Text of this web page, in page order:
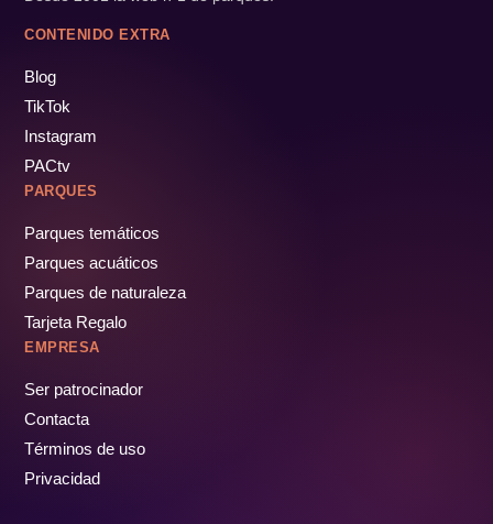
CONTENIDO EXTRA
Blog
TikTok
Instagram
PACtv
PARQUES
Parques temáticos
Parques acuáticos
Parques de naturaleza
Tarjeta Regalo
EMPRESA
Ser patrocinador
Contacta
Términos de uso
Privacidad